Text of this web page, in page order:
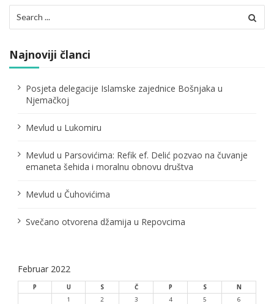
i
j
a
a
a
k
for:
Najnoviji članci
Posjeta delegacije Islamske zajednice Bošnjaka u
Njemačkoj
Mevlud u Lukomiru
Mevlud u Parsovićima: Refik ef. Delić pozvao na čuvanje
emaneta šehida i moralnu obnovu društva
Mevlud u Čuhovićima
Svečano otvorena džamija u Repovcima
Februar 2022
P U S Č P S
N
1
2 3 4 5
6